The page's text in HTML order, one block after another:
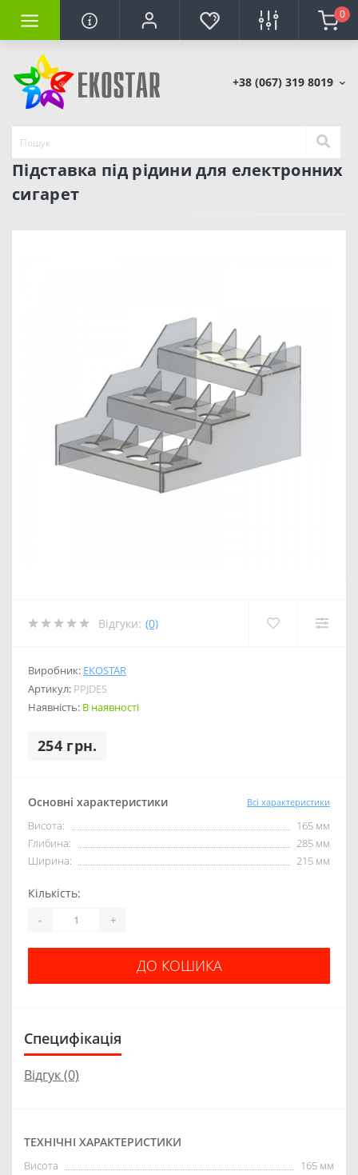
0
+38 (067) 319 8019
Підставка під рідини для електронних
сигарет
Відгуки: (0)
Виробник: EKOSTAR
Артикул: PPJDES
Наявність: В наявності
254 грн.
Основні характеристики Всі характеристики
Висота:
165 мм
Глибина:
285 мм
Ширина:
215 мм
Кількість:
- +
ДО КОШИКА
Специфікація
Відгук (0)
ТЕХНІЧНІ ХАРАКТЕРИСТИКИ
Висота
165 мм